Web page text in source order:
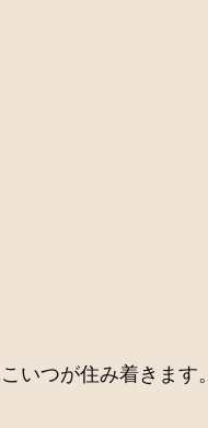
こいつが住み着きます。